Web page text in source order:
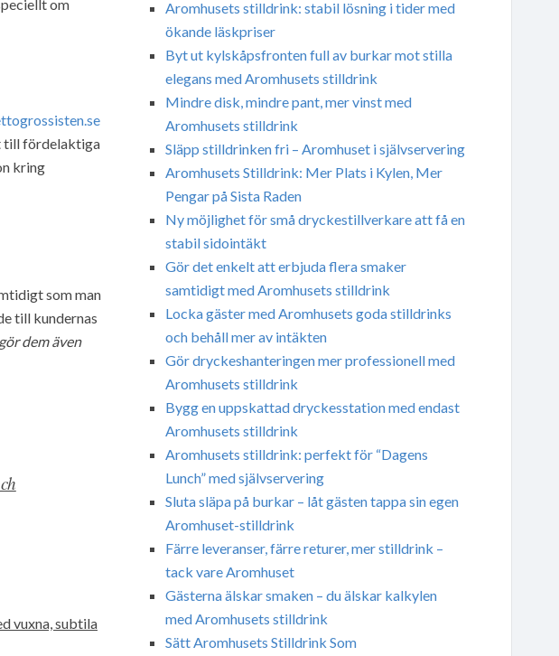
om
till fördelaktiga
kring
som man
till kundernas
dem även
vuxna, subtila
Aromhusets stilldrink: stabil lösning i tider med
ökande läskpriser
Byt ut kylskåpsfronten full av burkar mot stilla
elegans med Aromhusets stilldrink
Mindre disk, mindre pant, mer vinst med
Aromhusets stilldrink
Släpp stilldrinken fri – Aromhuset i självservering
Aromhusets Stilldrink: Mer Plats i Kylen, Mer
Pengar på Sista Raden
Ny möjlighet för små dryckestillverkare att få en
stabil sidointäkt
Gör det enkelt att erbjuda flera smaker
samtidigt med Aromhusets stilldrink
Locka gäster med Aromhusets goda stilldrinks
och behåll mer av intäkten
Gör dryckeshanteringen mer professionell med
Aromhusets stilldrink
Bygg en uppskattad dryckesstation med endast
Aromhusets stilldrink
Aromhusets stilldrink: perfekt för “Dagens
Lunch” med självservering
Sluta släpa på burkar – låt gästen tappa sin egen
Aromhuset-stilldrink
Färre leveranser, färre returer, mer stilldrink –
tack vare Aromhuset
Gästerna älskar smaken – du älskar kalkylen
med Aromhusets stilldrink
Sätt Aromhusets Stilldrink Som